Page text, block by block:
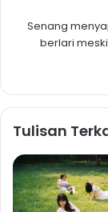
Senang
berlari
Tulisan